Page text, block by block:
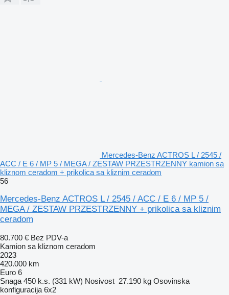
Mercedes-Benz ACTROS L / 2545 /
ACC / E 6 / MP 5 / MEGA / ZESTAW PRZESTRZENNY kamion sa
kliznom ceradom + prikolica sa kliznim ceradom
56
Mercedes-Benz ACTROS L / 2545 / ACC / E 6 / MP 5 /
MEGA / ZESTAW PRZESTRZENNY + prikolica sa kliznim
ceradom
80.700 € Bez PDV-a
Kamion sa kliznom ceradom
2023
420.000 km
Euro 6
Snaga 450 k.s. (331 kW) Nosivost 27.190 kg Osovinska
konfiguracija 6x2